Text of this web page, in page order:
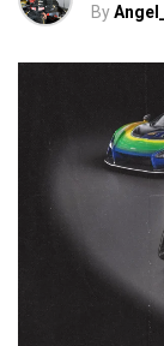
By